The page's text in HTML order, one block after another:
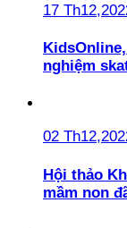
17
nghiệm
02
Hội thảo
mầm non